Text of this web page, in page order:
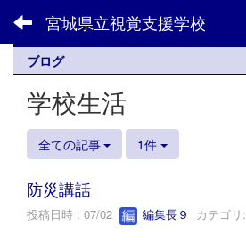
宮城県立視覚支援学校
ブログ
学校生活
全ての記事 1件
防災講話
投稿日時 : 07/02 編集長９ カテゴリ: